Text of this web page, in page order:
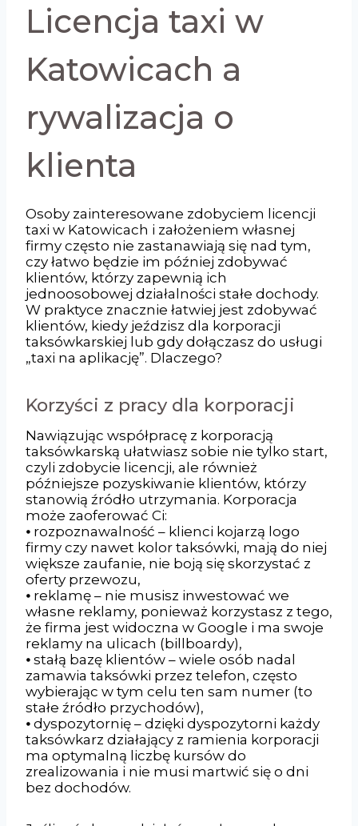
Licencja taxi w
Katowicach a
rywalizacja o
klienta
Osoby zainteresowane zdobyciem licencji
taxi w Katowicach i założeniem własnej
firmy często nie zastanawiają się nad tym,
czy łatwo będzie im później zdobywać
klientów, którzy zapewnią ich
jednoosobowej działalności stałe dochody.
W praktyce znacznie łatwiej jest zdobywać
klientów, kiedy jeździsz dla korporacji
taksówkarskiej lub gdy dołączasz do usługi
„taxi na aplikację”. Dlaczego?
Korzyści z pracy dla korporacji
Nawiązując współpracę z korporacją
taksówkarską ułatwiasz sobie nie tylko start,
czyli zdobycie licencji, ale również
późniejsze pozyskiwanie klientów, którzy
stanowią źródło utrzymania. Korporacja
może zaoferować Ci:
⦁ rozpoznawalność – klienci kojarzą logo
firmy czy nawet kolor taksówki, mają do niej
większe zaufanie, nie boją się skorzystać z
oferty przewozu,
⦁ reklamę – nie musisz inwestować we
własne reklamy, ponieważ korzystasz z tego,
że firma jest widoczna w Google i ma swoje
reklamy na ulicach (billboardy),
⦁ stałą bazę klientów – wiele osób nadal
zamawia taksówki przez telefon, często
wybierając w tym celu ten sam numer (to
stałe źródło przychodów),
⦁ dyspozytornię – dzięki dyspozytorni każdy
taksówkarz działający z ramienia korporacji
ma optymalną liczbę kursów do
zrealizowania i nie musi martwić się o dni
bez dochodów.